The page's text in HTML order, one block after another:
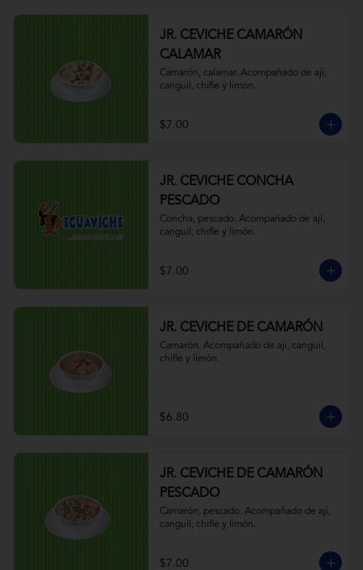
JR. CEVICHE CAMARÓN
CALAMAR
Camarón, calamar. Acompañado de ají,
canguil, chifle y limón.
$7.00
JR. CEVICHE CONCHA
PESCADO
Concha, pescado. Acompañado de ají,
canguil, chifle y limón.
$7.00
JR. CEVICHE DE CAMARÓN
Camarón. Acompañado de ají, canguil,
chifle y limón.
$6.80
JR. CEVICHE DE CAMARÓN
PESCADO
Camarón, pescado. Acompañado de ají,
canguil, chifle y limón.
$7.00